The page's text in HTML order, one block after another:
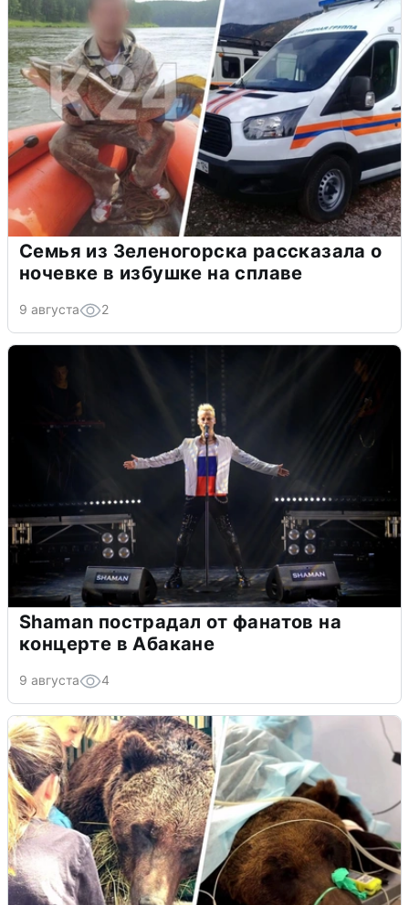
Семья из Зеленогорска рассказала о
ночевке в избушке на сплаве
9 августа 2
Shaman пострадал от фанатов на
концерте в Абакане
9 августа 4